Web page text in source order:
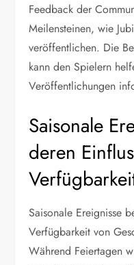
Feedback der
Meilensteinen, wie
veröffentlichen. Die
kann den Spielern
Veröffentlichungen
Saisonale
deren
Saisonale Ereignisse
Verfügbarkeit von
Während Feiertagen